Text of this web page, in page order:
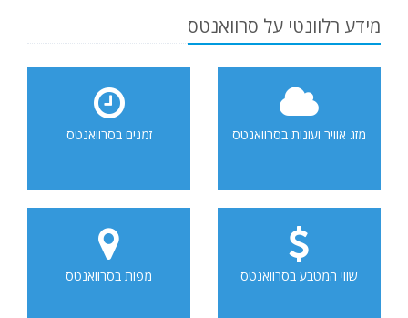
מידע רלוונטי על סרוואנטס
מזג אוויר ועונות בסרוואנטס זמנים בסרוואנטס
שווי המטבע בסרוואנטס מפות בסרוואנטס